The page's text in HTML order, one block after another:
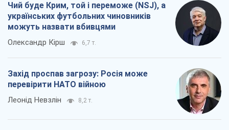
Чий буде Крим, той і переможе (NSJ), а
українських футбольних чиновників
можуть назвати вбивцями
Олександр Кірш 6,7 т.
Захід проспав загрозу: Росія може
перевірити НАТО війною
Леонід Невзлін 8,2 т.